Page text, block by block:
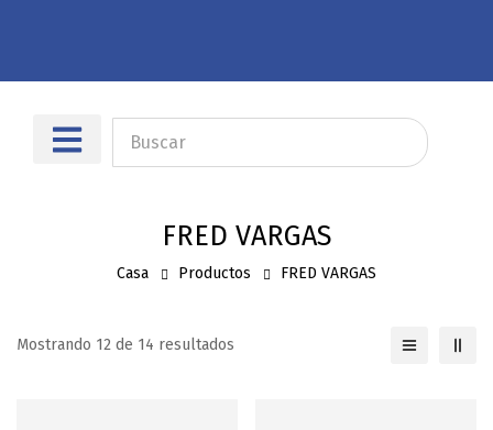
FRED VARGAS
Casa Productos FRED VARGAS
Mostrando 12 de 14 resultados